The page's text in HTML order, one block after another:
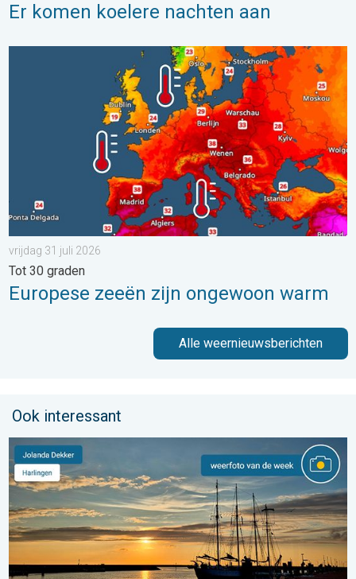
Er komen koelere nachten aan
Europese zeeën zijn ongewoon warm. Tot 30 graden. . .
vrijdag 31 juli 2026
Tot 30 graden
Europese zeeën zijn ongewoon warm
Alle weernieuwsberichten
Ook interessant
De weerfoto van de week. Weer&Radar uploader. . . zaterdag